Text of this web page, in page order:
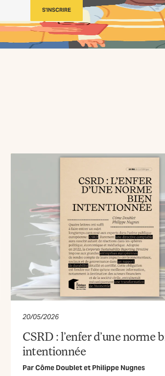
S'INSCRIRE
20/05/2026
CSRD : l’enfer d’une norme
intentionnée
ParCôme Doubletet Philippe Nugnes